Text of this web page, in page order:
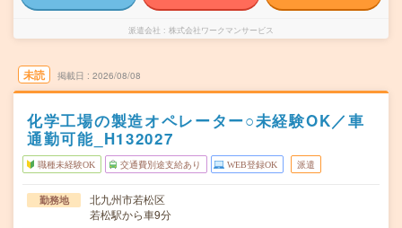
派遣会社 株式会社ワークマンサービス
未読 掲載日 2026/08/08
化学工場の製造オペレーター○未経験OK／車
通勤可能_H132027
職種未経験OK 交通費別途支給あり WEB登録OK 派遣
勤務地
北九州市若松区
若松駅から車9分